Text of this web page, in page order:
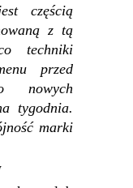
częścią
z tą
techniki
przed
nowych
tygodnia.
marki